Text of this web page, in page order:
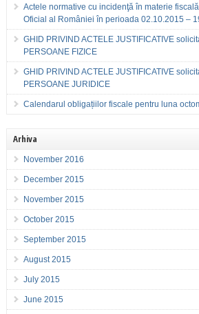
Actele normative cu incidenţă în materie
Oficial al României în perioada 02.10.2015 –
GHID PRIVIND ACTELE JUSTIFICATIVE
PERSOANE FIZICE
GHID PRIVIND ACTELE JUSTIFICATIVE
PERSOANE JURIDICE
Calendarul obligațiilor fiscale pentru luna
Arhiva
November 2016
December 2015
November 2015
October 2015
September 2015
August 2015
July 2015
June 2015